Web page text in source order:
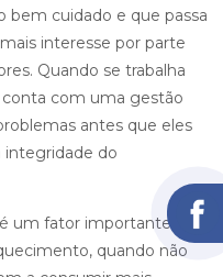
bem cuidado e que passa
interesse por parte
Quando se trabalha
conta com uma gestão
antes que eles
integridade do
um fator importante.
quando não